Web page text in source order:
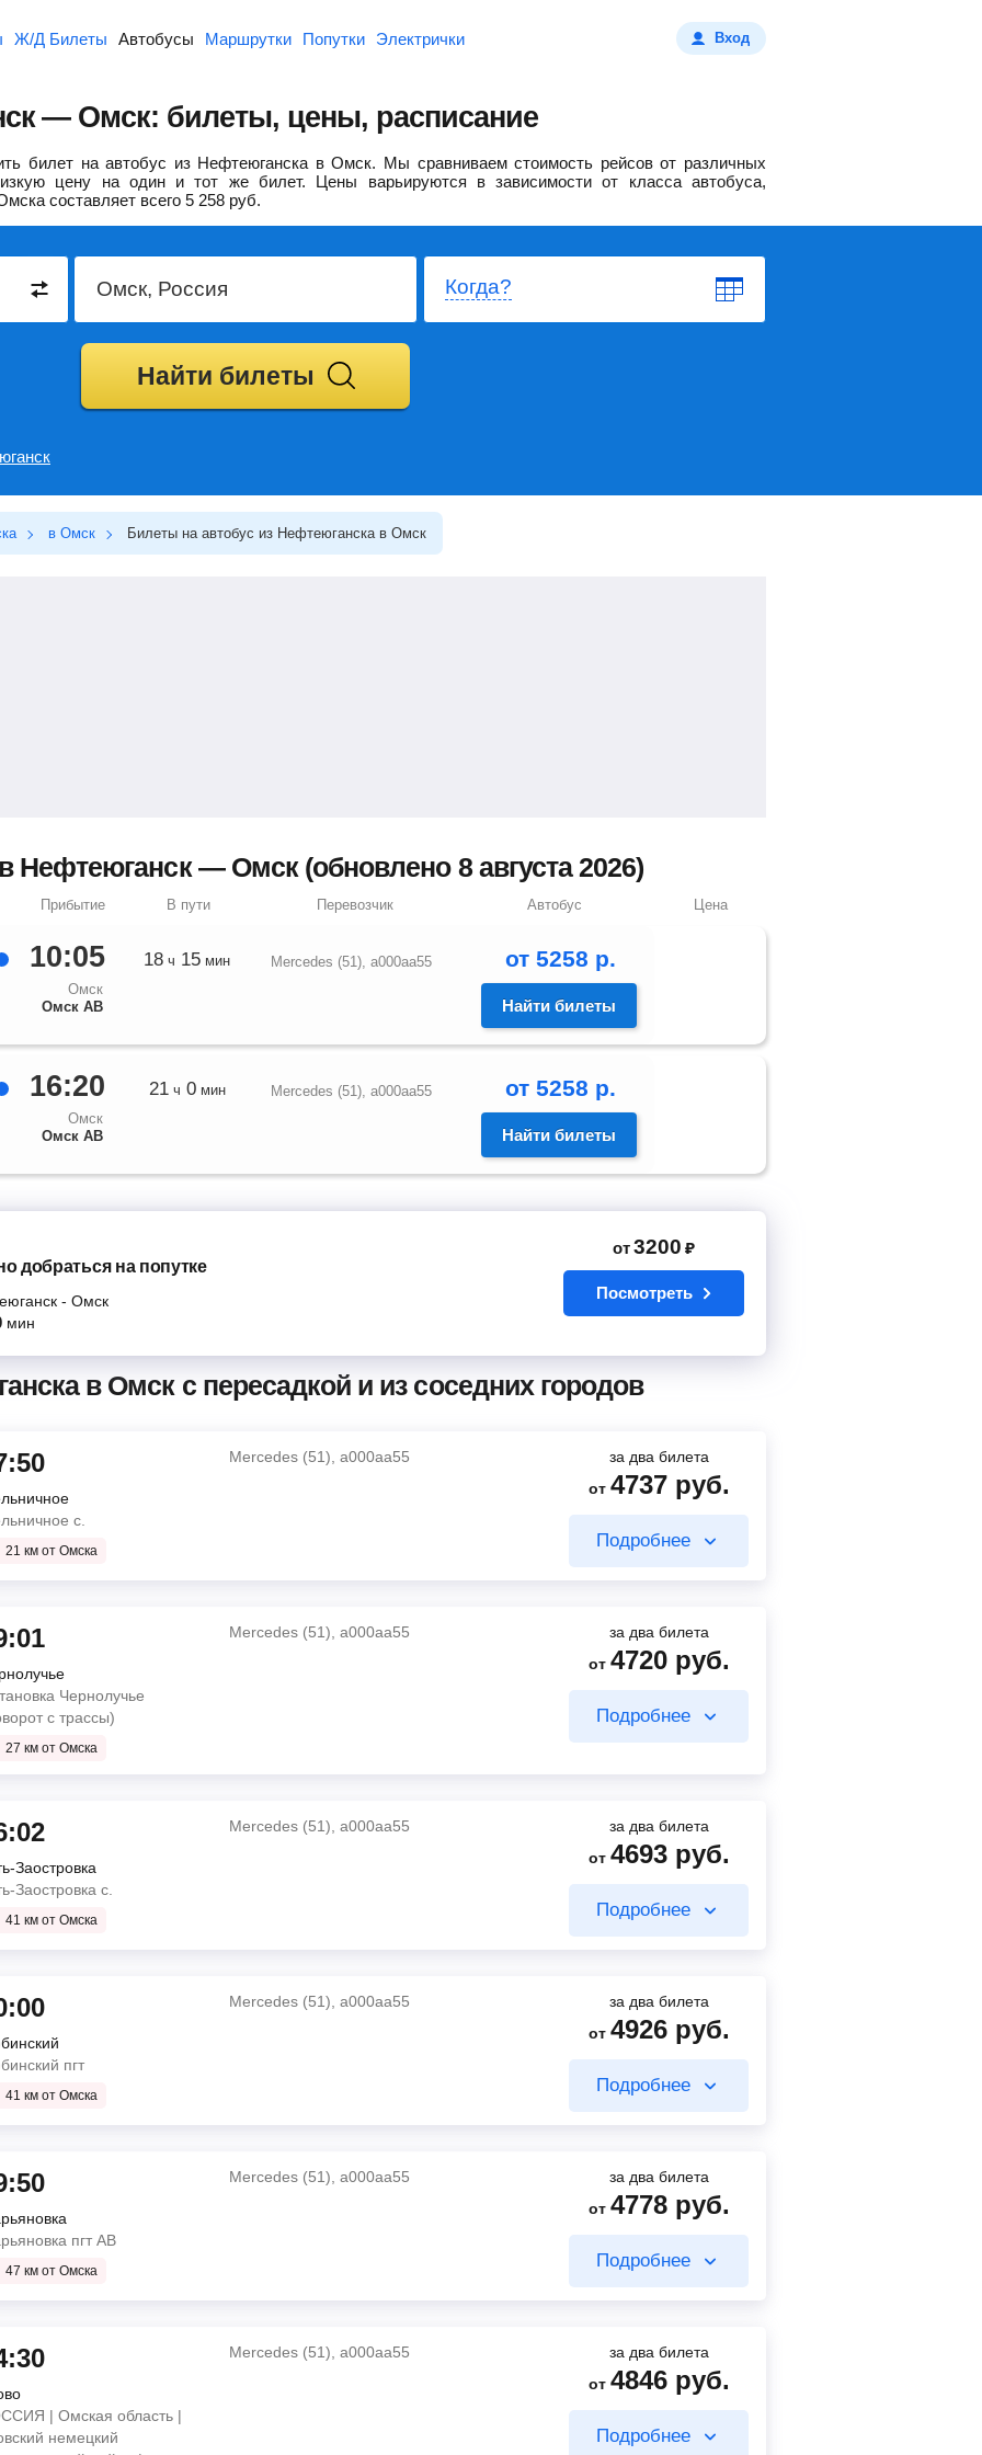
Ж/Д Билеты Автобусы Маршрутки Попутки Электрички Вход
— Омск: билеты, цены, расписание
билет на автобус из Нефтеюганска в Омск. Мы сравниваем стоимость рейсов от различных
цену на один и тот же билет. Цены варьируются в зависимости от класса автобуса,
составляет всего 5 258 руб.
Когда?
Найти билеты
в Омск Билеты на автобус из Нефтеюганска в Омск
Нефтеюганск — Омск (обновлено 8 августа 2026)
Прибытие В пути Перевозчик Автобус Цена
10:05
Омск
Омск АВ
18 ч 15 мин Mercedes (51), а000аа55 от 5258 р.
Найти билеты
16:20
Омск
Омск АВ
21ч 0мин Mercedes (51), а000аа55 от 5258 р.
Найти билеты
добраться на попутке
- Омск
мин
от 3200 ₽
Посмотреть
в Омск с пересадкой и из соседних городов
с.
21 км от Омска
Mercedes (51), а000аа55
за два билета
от 4737 руб.
Подробнее
от143 руб.
Чернолучье
с трассы)
27 км от Омска
Mercedes (51), а000аа55
за два билета
от 4720 руб.
Подробнее
Заостровка
Заостровка с.
41 км от Омска
Mercedes (51), а000аа55
за два билета
от 4693 руб.
Подробнее
пгт
41 км от Омска
Mercedes (51), а000аа55
за два билета
от 4926 руб.
Подробнее
пгт АВ
47 км от Омска
Mercedes (51), а000аа55
за два билета
от 4778 руб.
Подробнее
| Омская область |
немецкий
Mercedes (51), а000аа55
за два билета
от 4846 руб.
Подробнее